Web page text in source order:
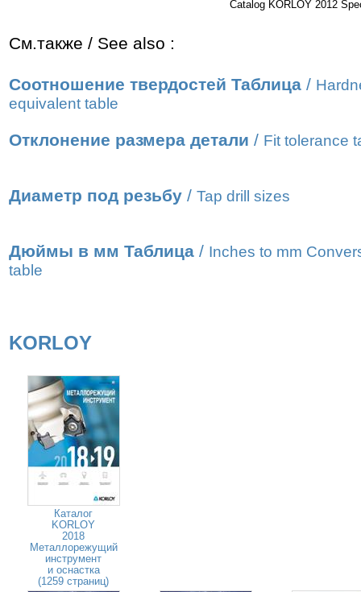
Catalog KORLOY 2012
См.также / See also :
Соотношение твердостей Таблица /
equivalent table
Отклонение размера детали / Fit tolerance
Диаметр под резьбу / Tap drill sizes
Дюймы в мм Таблица / Inches to mm
table
KORLOY
Каталог
KORLOY
2018
Металлорежущий
инструмент
и оснастка
(1259 страниц)